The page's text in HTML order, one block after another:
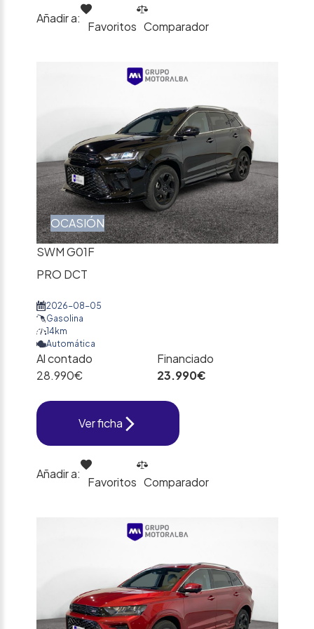
Añadir a:
Favoritos Comparador
OCASIÓN
SWM G01F
PRO DCT
2026-08-05
Gasolina
14km
Automática
Al contado
28.990€
Financiado
23.990€
Ver ficha
Añadir a:
Favoritos Comparador